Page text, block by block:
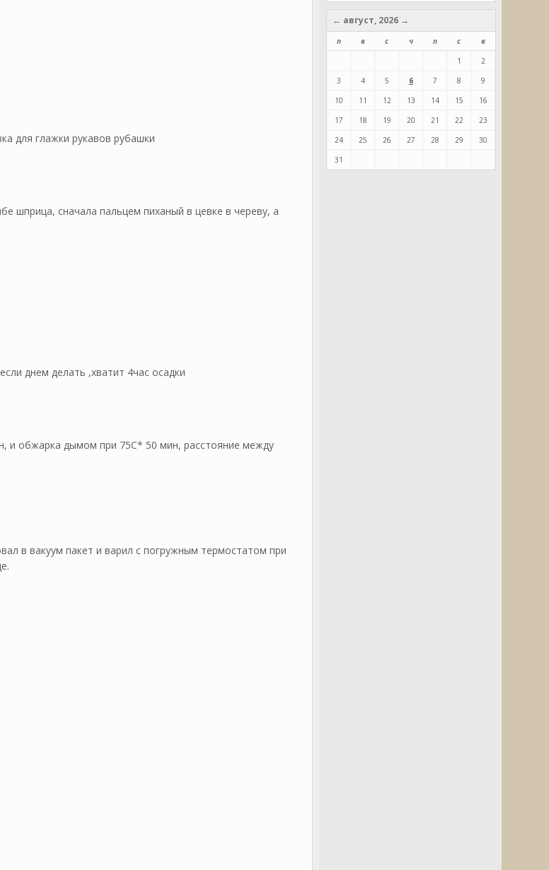
для глажки рукавов рубашки
шприца, сначала пальцем пиханый в цевке в череву, а
днем делать ,хватит 4час осадки
и обжарка дымом при 75С* 50 мин, расстояние между
в вакуум пакет и варил с погружным термостатом при
← август, 2026 →
п в с ч п с
в
1
2
3
4 5 6 7 8
9
10
11 12 13 14 15
16
17
18 19 20 21 22
23
24
25 26 27 28 29
30
31